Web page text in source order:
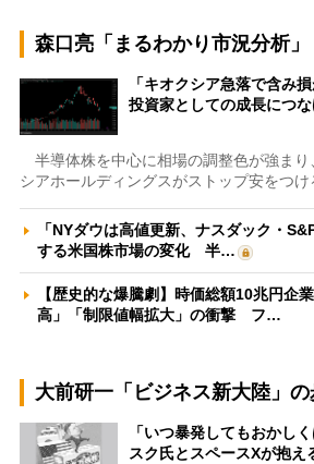
森口亮「まるわかり市況分析」
「キオクシア急落で含み
投資家としての成長につ
半導体株を中心に相場の調整色が強まり
シアホールディングスがストップ安をつけ
「NYダウは高値更新、ナスダック・
する米国株市場の変化 半…
【歴史的な爆騰劇】時価総額10兆円企
高」「制限値幅拡大」の衝撃 フ…
大前研一「ビジネス新大陸」
「いつ暴発してもおかし
スク氏とスペースXが抱え